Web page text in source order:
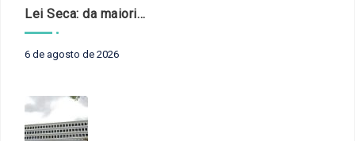
Lei Seca: da maioridade à maturidade
6 de agosto de 2026